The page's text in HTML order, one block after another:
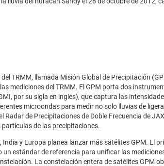
TRMM, llamada Misión Global de Precipitación
mediciones del TRMM. El GPM porta dos
por su sigla en inglés), que captura las
microondas para medir no solo lluvias de
de Precipitaciones de Doble Frecuencia de
de las precipitaciones.
y Europa planea lanzar más satélites GPM. El
un estándar de referencia para unificar las
La constelación entera de satélites GPM